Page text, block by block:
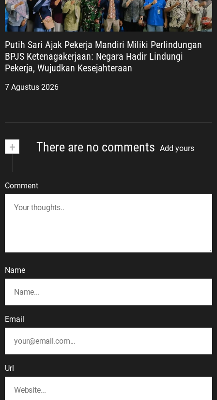
Putih Sari Ajak Pekerja Mandiri Miliki Perlindungan
BPJS Ketenagakerjaan: Negara Hadir Lindungi
Pekerja, Wujudkan Kesejahteraan
7 Agustus 2026
+ There are no comments Add yours
Comment
Name
Email
Url